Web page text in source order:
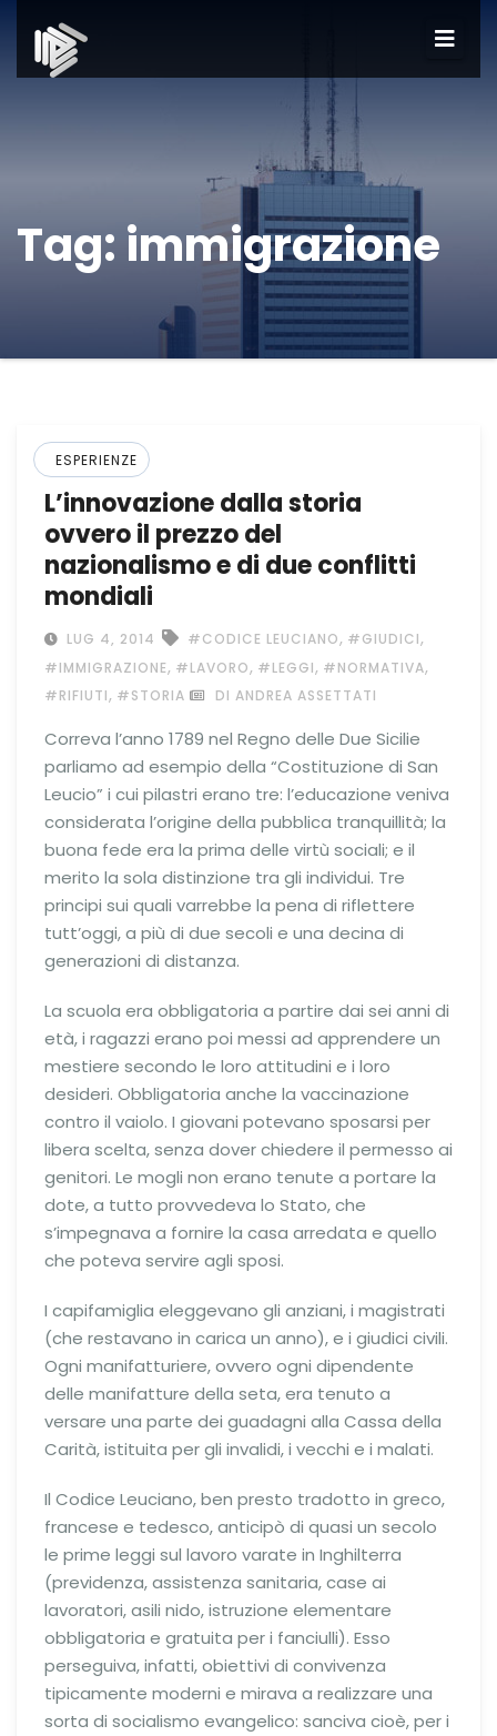
Tag: immigrazione
ESPERIENZE
L’innovazione dalla storia
ovvero il prezzo del
nazionalismo e di due conflitti
mondiali
LUG 4, 2014 #CODICE LEUCIANO, #GIUDICI,
#IMMIGRAZIONE, #LAVORO, #LEGGI, #NORMATIVA,
#RIFIUTI, #STORIA DI ANDREA ASSETTATI
Correva l’anno 1789 nel Regno delle Due Sicilie
parliamo ad esempio della “Costituzione di San
Leucio” i cui pilastri erano tre: l’educazione veniva
considerata l’origine della pubblica tranquillità; la
buona fede era la prima delle virtù sociali; e il
merito la sola distinzione tra gli individui. Tre
principi sui quali varrebbe la pena di riflettere
tutt’oggi, a più di due secoli e una decina di
generazioni di distanza.
La scuola era obbligatoria a partire dai sei anni di
età, i ragazzi erano poi messi ad apprendere un
mestiere secondo le loro attitudini e i loro
desideri. Obbligatoria anche la vaccinazione
contro il vaiolo. I giovani potevano sposarsi per
libera scelta, senza dover chiedere il permesso ai
genitori. Le mogli non erano tenute a portare la
dote, a tutto provvedeva lo Stato, che
s’impegnava a fornire la casa arredata e quello
che poteva servire agli sposi.
I capifamiglia eleggevano gli anziani, i magistrati
(che restavano in carica un anno), e i giudici civili.
Ogni manifatturiere, ovvero ogni dipendente
delle manifatture della seta, era tenuto a
versare una parte dei guadagni alla Cassa della
Carità, istituita per gli invalidi, i vecchi e i malati.
Il Codice Leuciano, ben presto tradotto in greco,
francese e tedesco, anticipò di quasi un secolo
le prime leggi sul lavoro varate in Inghilterra
(previdenza, assistenza sanitaria, case ai
lavoratori, asili nido, istruzione elementare
obbligatoria e gratuita per i fanciulli). Esso
perseguiva, infatti, obiettivi di convivenza
tipicamente moderni e mirava a realizzare una
sorta di socialismo evangelico: sanciva cioè, per i